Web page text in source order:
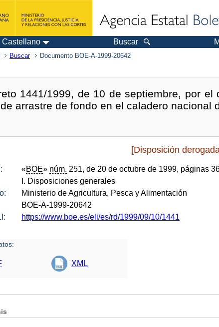
Castellano Buscar
Buscar Documento BOE-A-1999-20642
1441/1999, de 10 de septiembre, por
arrastre de fondo en el caladero nacional
[Disposición
«BOE» núm. 251, de 20 de octubre de 1999, páginas
I. Disposiciones generales
Ministerio de Agricultura, Pesca y Alimentación
BOE-A-1999-20642
https://www.boe.es/eli/es/rd/1999/09/10/1441
XML